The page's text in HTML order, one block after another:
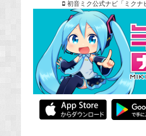
初音ミク公式ナビ「ミクナ